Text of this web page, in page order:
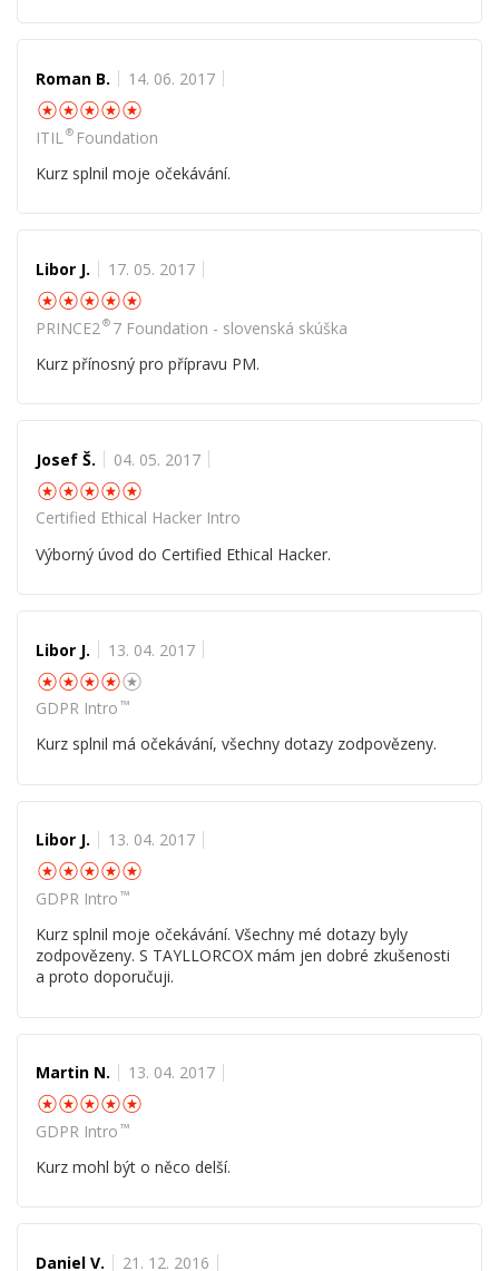
Roman B. 14. 06. 2017
☆☆☆☆
ITIL ®Foundation
Kurz splnil moje očekávání.
Libor J. 17. 05. 2017
☆☆☆☆
PRINCE2 ®7 Foundation - slovenská skúška
Kurz přínosný pro přípravu PM.
Josef Š. 04. 05. 2017
☆☆☆☆
Certified Ethical Hacker Intro
Výborný úvod do Certified Ethical Hacker.
Libor J. 13. 04. 2017
☆☆☆☆
GDPR Intro ™
Kurz splnil má očekávání, všechny dotazy zodpovězeny.
Libor J. 13. 04. 2017
☆☆☆☆
GDPR Intro ™
Kurz splnil moje očekávání. Všechny mé dotazy byly
zodpovězeny. S TAYLLORCOX mám jen dobré zkušenosti
a proto doporučuji.
Martin N. 13. 04. 2017
☆☆☆☆
GDPR Intro ™
Kurz mohl být o něco delší.
Daniel V. 21. 12. 2016